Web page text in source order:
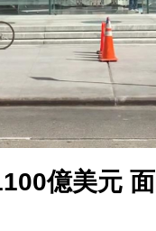
營收2.58萬億 利潤
閱讀新玩法
聚深圳，共奏客家
億美元